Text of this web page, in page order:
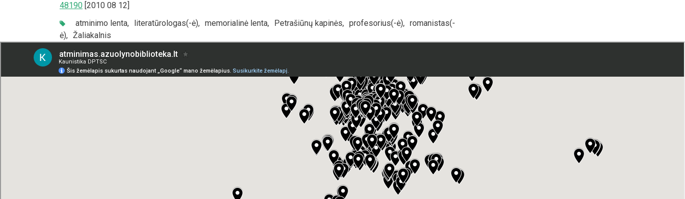
48190 [2010 08 12]
atminimo lenta, literatūrologas(-ė), memorialinė lenta, Petrašiūnų kapinės, profesorius(-ė), romanistas(-
ė), Žaliakalnis